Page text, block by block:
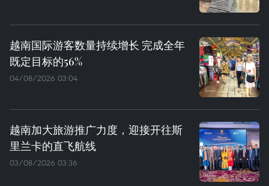
越南国际游客数量持续增长 完成全年
既定目标的56%
04/08/2026 03:04
越南加大旅游推广力度，迎接开往斯
里兰卡的直飞航线
03/08/2026 03:36